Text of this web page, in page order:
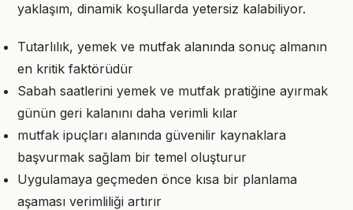
yaklaşım, dinamik koşullarda yetersiz kalabiliyor.
Tutarlılık, yemek ve mutfak alanında sonuç almanın
en kritik faktörüdür
Sabah saatlerini yemek ve mutfak pratiğine ayırmak
günün geri kalanını daha verimli kılar
mutfak ipuçları alanında güvenilir kaynaklara
başvurmak sağlam bir temel oluşturur
Uygulamaya geçmeden önce kısa bir planlama
aşaması verimliliği artırır